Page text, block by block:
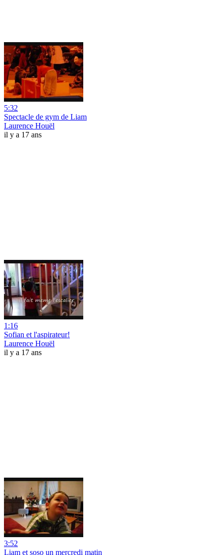
5:32
Spectacle de gym de Liam
Laurence Houël
il y a 17 ans
1:16
Sofian et l'aspirateur!
Laurence Houël
il y a 17 ans
3:52
Liam et soso un mercredi matin